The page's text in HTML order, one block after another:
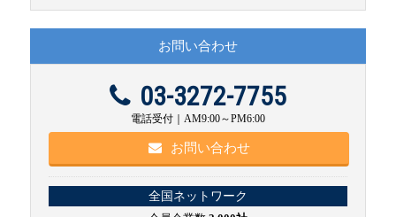
お問い合わせ
03-3272-7755
電話受付｜AM9:00～PM6:00
お問い合わせ
全国ネットワーク